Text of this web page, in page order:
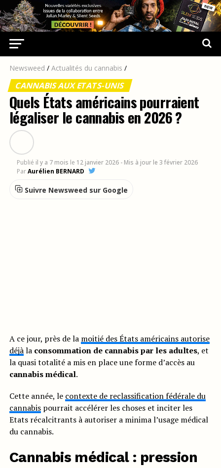
Newsweed / Actualités du cannabis /
CANNABIS AUX ETATS-UNIS
Quels États américains pourraient
légaliser le cannabis en 2026 ?
Publié il y a 7 mois le 12 janvier 2026 - Mis à jour le 3 février 2026
ParAurélien BERNARD
Suivre Newsweed sur Google
A ce jour, près de la moitié des États américains autorise
déjàla consommation de cannabis par les adultes, et
la quasi totalité a mis en place une forme d’accès au
cannabis médical.
Cette année, le contexte de reclassification fédérale du
cannabispourrait accélérer les choses et inciter les
Etats récalcitrants à autoriser a minima l’usage médical
du cannabis.
Cannabis médical : pression